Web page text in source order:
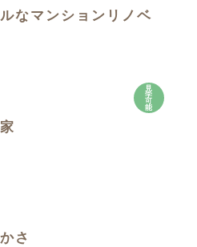
なマンションリノベ
見
学
可
能
さ